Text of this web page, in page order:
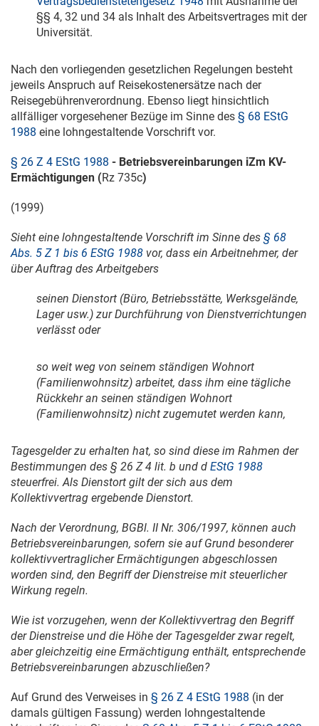
§§ 4, 32 und 34 als Inhalt des Arbeitsvertrages mit der
Universität.
Nach den vorliegenden gesetzlichen Regelungen besteht
jeweils Anspruch auf Reisekostenersätze nach der
Reisegebührenverordnung. Ebenso liegt hinsichtlich
allfälliger vorgesehener Bezüge im Sinne des § 68 EStG
1988 eine lohngestaltende Vorschrift vor.
§ 26 Z 4 EStG 1988 - Betriebsvereinbarungen iZm KV-
Ermächtigungen (Rz 735c)
(1999)
Sieht eine lohngestaltende Vorschrift im Sinne des § 68
Abs. 5 Z 1 bis 6 EStG 1988 vor, dass ein Arbeitnehmer, der
über Auftrag des Arbeitgebers
seinen Dienstort (Büro, Betriebsstätte, Werksgelände,
Lager usw.) zur Durchführung von Dienstverrichtungen
verlässt oder
so weit weg von seinem ständigen Wohnort
(Familienwohnsitz) arbeitet, dass ihm eine tägliche
Rückkehr an seinen ständigen Wohnort
(Familienwohnsitz) nicht zugemutet werden kann,
Tagesgelder zu erhalten hat, so sind diese im Rahmen der
Bestimmungen des § 26 Z 4 lit. b und d EStG 1988
steuerfrei. Als Dienstort gilt der sich aus dem
Kollektivvertrag ergebende Dienstort.
Nach der Verordnung, BGBl. II Nr. 306/1997, können auch
Betriebsvereinbarungen, sofern sie auf Grund besonderer
kollektivvertraglicher Ermächtigungen abgeschlossen
worden sind, den Begriff der Dienstreise mit steuerlicher
Wirkung regeln.
Wie ist vorzugehen, wenn der Kollektivvertrag den Begriff
der Dienstreise und die Höhe der Tagesgelder zwar regelt,
aber gleichzeitig eine Ermächtigung enthält, entsprechende
Betriebsvereinbarungen abzuschließen?
Auf Grund des Verweises in § 26 Z 4 EStG 1988 (in der
damals gültigen Fassung) werden lohngestaltende